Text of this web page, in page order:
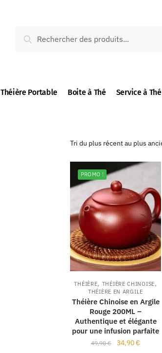
Recherche
Théière Portable Boite à Thé Service à Thé
PROMO !
THÉIÈRE, THÉIÈRE CHINOISE,
THÉIÈRE EN ARGILE
Théière Chinoise en Argile
Rouge 200ML –
Authentique et élégante
pour une infusion parfaite
49,90€ 34,90€